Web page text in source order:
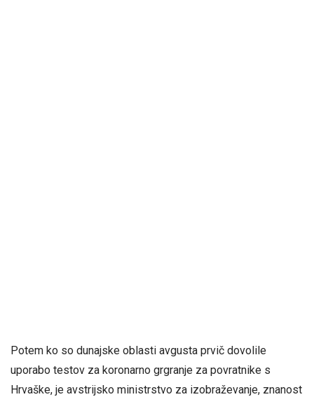
Potem ko so dunajske oblasti avgusta prvič dovolile
uporabo testov za koronarno grgranje za povratnike s
Hrvaške, je avstrijsko ministrstvo za izobraževanje, znanost